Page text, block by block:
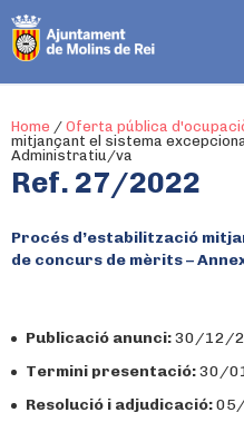
Home / Oferta pública
mitjançant el sistema
Administratiu/va
Ref. 27/2022
Procés d’estabilització
de concurs de mèrits –
Publicació anunci:30/12/
Termini presentació:30/
Resolució i adjudicació: